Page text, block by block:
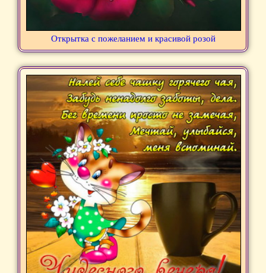
Открытка с пожеланием и красивой розой